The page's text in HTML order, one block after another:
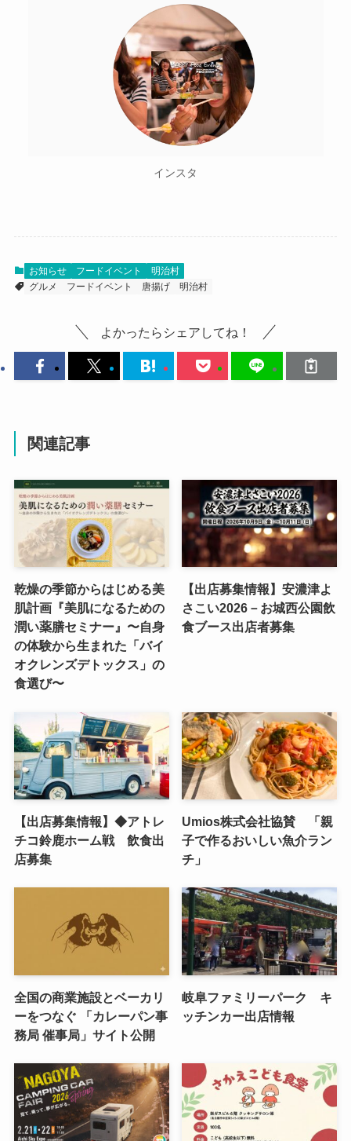
インスタ
お知らせ フードイベント
明治村
グルメ
フードイベント 唐揚げ 明治村
よかったらシェアしてね！
関連記事
乾燥の季節からはじめる美
肌計画『美肌になるための
潤い薬膳セミナー』〜自身
の体験から生まれた「バイ
オクレンズデトックス」の
食選び〜
【出店募集情報】安濃津よ
さこい2026－お城西公園飲
食ブース出店者募集
【出店募集情報】◆アトレ
チコ鈴鹿ホーム戦 飲食出
店募集
Umios株式会社協賛 「親
子で作るおいしい魚介ラン
チ」
全国の商業施設とベーカリ
ーをつなぐ 「カレーパン事
務局 催事局」サイト公開
岐阜ファミリーパーク キ
ッチンカー出店情報